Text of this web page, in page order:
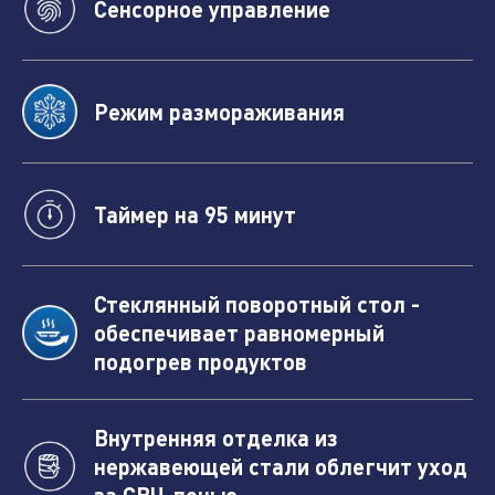
Сенсорное управление
Режим размораживания
Таймер на 95 минут
Стеклянный поворотный стол -
обеспечивает равномерный
подогрев продуктов
Внутренняя отделка из
нержавеющей стали облегчит уход